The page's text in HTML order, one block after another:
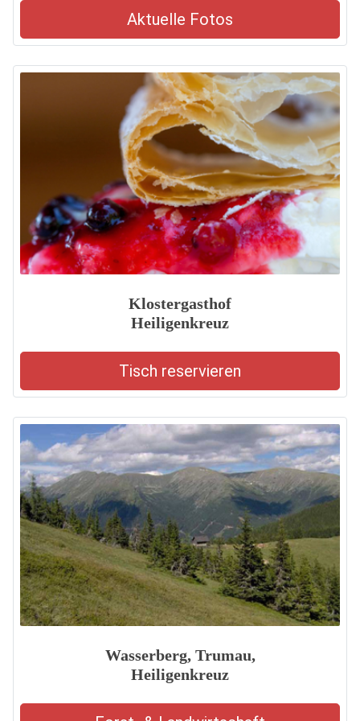
Aktuelle Fotos
Klostergasthof
Heiligenkreuz
Tisch reservieren
Wasserberg, Trumau,
Heiligenkreuz